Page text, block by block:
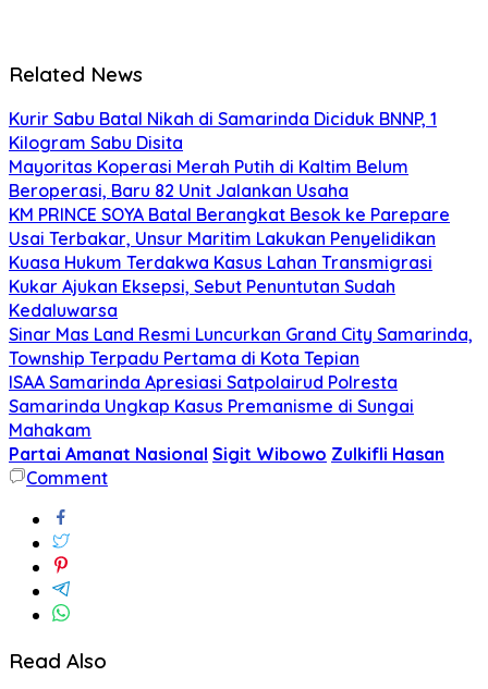
Related News
Kurir Sabu Batal Nikah di Samarinda Diciduk BNNP, 1
Kilogram Sabu Disita
Mayoritas Koperasi Merah Putih di Kaltim Belum
Beroperasi, Baru 82 Unit Jalankan Usaha
KM PRINCE SOYA Batal Berangkat Besok ke Parepare
Usai Terbakar, Unsur Maritim Lakukan Penyelidikan
Kuasa Hukum Terdakwa Kasus Lahan Transmigrasi
Kukar Ajukan Eksepsi, Sebut Penuntutan Sudah
Kedaluwarsa
Sinar Mas Land Resmi Luncurkan Grand City Samarinda,
Township Terpadu Pertama di Kota Tepian
ISAA Samarinda Apresiasi Satpolairud Polresta
Samarinda Ungkap Kasus Premanisme di Sungai
Mahakam
Partai Amanat Nasional Sigit Wibowo Zulkifli Hasan
Comment
Read Also